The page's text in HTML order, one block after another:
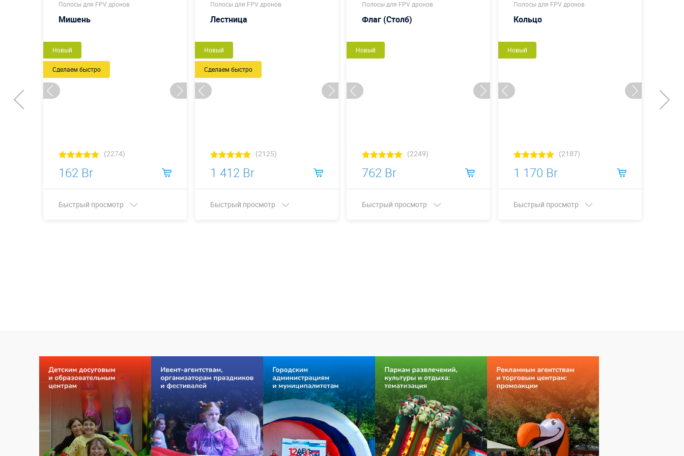
Полосы для FPV дронов
Мишень
Новый
Сделаем быстро
(2274)
162 Br
Быстрый просмотр
Полосы для FPV дронов
Лестница
Новый
Сделаем быстро
(2125)
1 412 Br
Быстрый просмотр
Полосы для FPV дронов
Флаг (Столб)
Новый
(2249)
762 Br
Быстрый просмотр
Полосы для FPV дронов
Кольцо
Новый
(2187)
1 170 Br
Быстрый просмотр